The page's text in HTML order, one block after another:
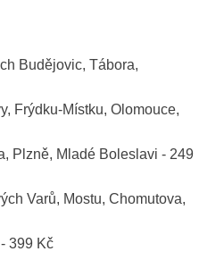
Budějovic, Tábora,
Frýdku-Místku, Olomouce,
Plzně, Mladé Boleslavi - 249
Varů, Mostu, Chomutova,
399 Kč